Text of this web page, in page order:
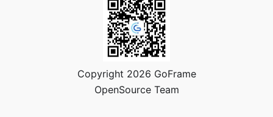
Copyright 2026 GoFrame
OpenSource Team